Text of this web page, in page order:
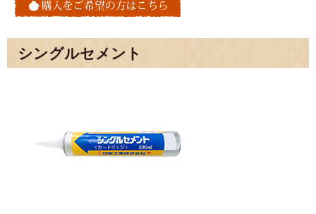
シングルセメント